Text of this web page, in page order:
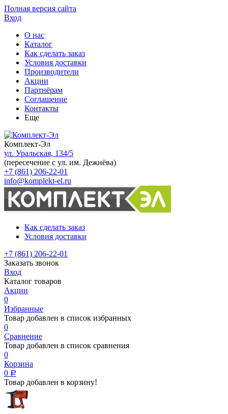
Полная версия сайта
Вход
О нас
Каталог
Как сделать заказ
Условия доставки
Производители
Акции
Партнёрам
Соглашение
Контакты
Еще
Комплект-Эл
ул. Уральская, 134/5
(пересечение с ул. им. Дежнёва)
+7 (861) 206-22-01
info@komplekt-el.ru
Как сделать заказ
Условия доставки
+7 (861) 206-22-01
Заказать звонок
Вход
Каталог товаров
Акции
0
Избранные
Товар добавлен в список избранных
0
Сравнение
Товар добавлен в список сравнения
0
Корзина
0 Р
Товар добавлен в корзину!